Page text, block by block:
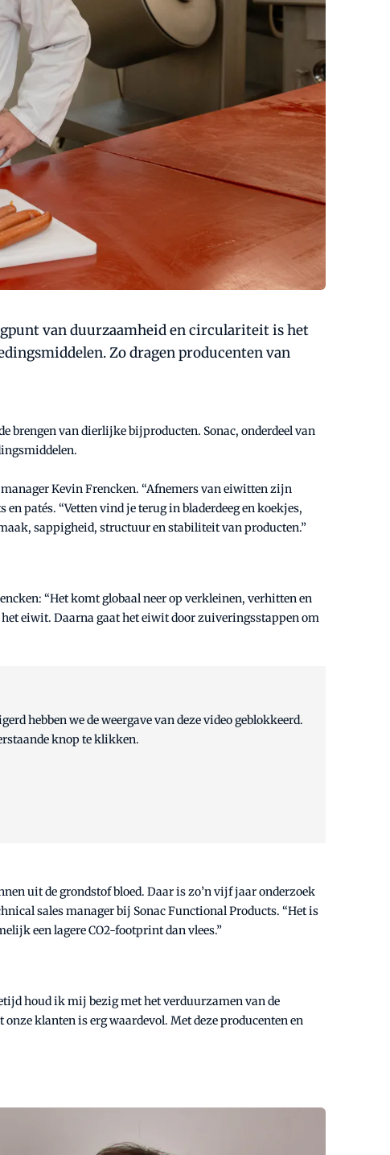
van duurzaamheid en circulariteit is het
Zo dragen producenten van
brengen van dierlijke bijproducten. Sonac, onderdeel van
Kevin Frencken. “Afnemers van eiwitten zijn
patés. “Vetten vind je terug in bladerdeeg en koekjes,
sappigheid, structuur en stabiliteit van producten.”
“Het komt globaal neer op verkleinen, verhitten en
eiwit. Daarna gaat het eiwit door zuiveringsstappen om
hebben we de weergave van deze video geblokkeerd.
knop te klikken.
uit de grondstof bloed. Daar is zo’n vijf jaar onderzoek
sales manager bij Sonac Functional Products. “Het is
een lagere CO2-footprint dan vlees.”
houd ik mij bezig met het verduurzamen van de
klanten is erg waardevol. Met deze producenten en